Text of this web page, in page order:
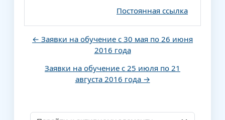
Постоянная ссылка
← Заявки на обучение с 30 мая по 26 июня
2016 года
Заявки на обучение с 25 июля по 21
августа 2016 года →